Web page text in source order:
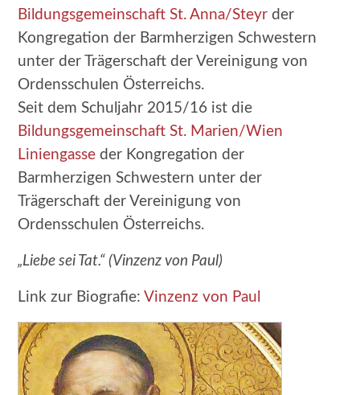
Bildungsgemeinschaft St. Anna/Steyr der
Kongregation der Barmherzigen Schwestern
unter der Trägerschaft der Vereinigung von
Ordensschulen Österreichs.
Seit dem Schuljahr 2015/16 ist die
Bildungsgemeinschaft St. Marien/Wien
Liniengasse der Kongregation der
Barmherzigen Schwestern unter der
Trägerschaft der Vereinigung von
Ordensschulen Österreichs.
„Liebe sei Tat.“ (Vinzenz von Paul)
Link zur Biografie:Vinzenz von Paul